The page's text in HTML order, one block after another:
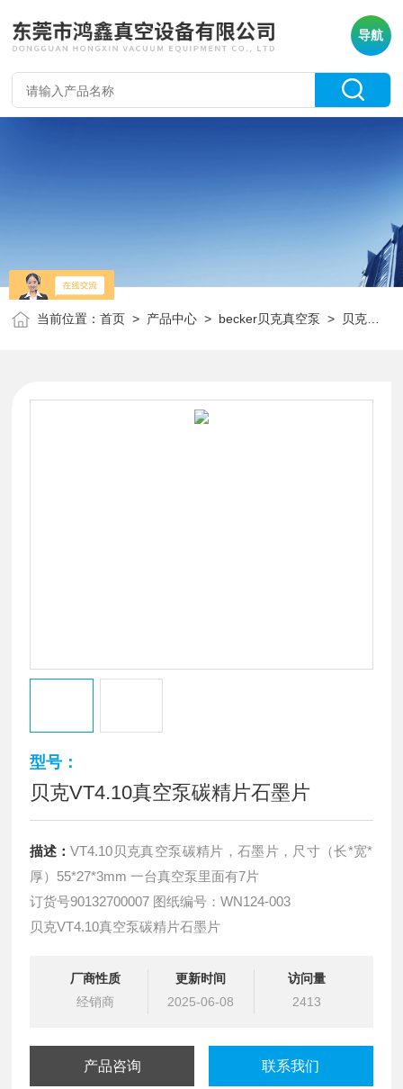
导航
当前位置：首页 > 产品中心 > becker贝克真空泵 > 贝克真空泵碳精片
型号：
贝克VT4.10真空泵碳精片石墨片
描述：VT4.10贝克真空泵碳精片，石墨片，尺寸（长*宽*
厚）55*27*3mm 一台真空泵里面有7片
订货号90132700007 图纸编号：WN124-003
贝克VT4.10真空泵碳精片石墨片
厂商性质
经销商
更新时间
2025-06-08
访问量
2413
产品咨询 联系我们